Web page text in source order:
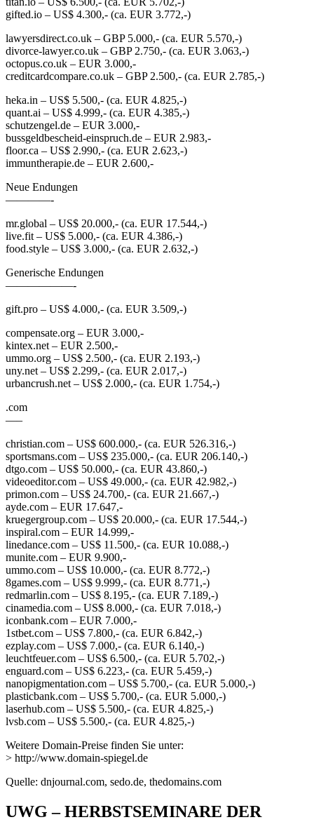
gifted.io – US$ 4.300,- (ca. EUR 3.772,-)
lawyersdirect.co.uk – GBP 5.000,- (ca. EUR 5.570,-)
divorce-lawyer.co.uk – GBP 2.750,- (ca. EUR 3.063,-)
octopus.co.uk – EUR 3.000,-
creditcardcompare.co.uk – GBP 2.500,- (ca. EUR 2.785,-)
heka.in – US$ 5.500,- (ca. EUR 4.825,-)
quant.ai – US$ 4.999,- (ca. EUR 4.385,-)
schutzengel.de – EUR 3.000,-
bussgeldbescheid-einspruch.de – EUR 2.983,-
floor.ca – US$ 2.990,- (ca. EUR 2.623,-)
immuntherapie.de – EUR 2.600,-
Neue Endungen
————-
mr.global – US$ 20.000,- (ca. EUR 17.544,-)
live.fit – US$ 5.000,- (ca. EUR 4.386,-)
food.style – US$ 3.000,- (ca. EUR 2.632,-)
Generische Endungen
——————-
gift.pro – US$ 4.000,- (ca. EUR 3.509,-)
compensate.org – EUR 3.000,-
kintex.net – EUR 2.500,-
ummo.org – US$ 2.500,- (ca. EUR 2.193,-)
uny.net – US$ 2.299,- (ca. EUR 2.017,-)
urbancrush.net – US$ 2.000,- (ca. EUR 1.754,-)
.com
—–
christian.com – US$ 600.000,- (ca. EUR 526.316,-)
sportsmans.com – US$ 235.000,- (ca. EUR 206.140,-)
dtgo.com – US$ 50.000,- (ca. EUR 43.860,-)
videoeditor.com – US$ 49.000,- (ca. EUR 42.982,-)
primon.com – US$ 24.700,- (ca. EUR 21.667,-)
ayde.com – EUR 17.647,-
kruegergroup.com – US$ 20.000,- (ca. EUR 17.544,-)
inspiral.com – EUR 14.999,-
linedance.com – US$ 11.500,- (ca. EUR 10.088,-)
munite.com – EUR 9.900,-
ummo.com – US$ 10.000,- (ca. EUR 8.772,-)
8games.com – US$ 9.999,- (ca. EUR 8.771,-)
redmarlin.com – US$ 8.195,- (ca. EUR 7.189,-)
cinamedia.com – US$ 8.000,- (ca. EUR 7.018,-)
iconbank.com – EUR 7.000,-
1stbet.com – US$ 7.800,- (ca. EUR 6.842,-)
ezplay.com – US$ 7.000,- (ca. EUR 6.140,-)
leuchtfeuer.com – US$ 6.500,- (ca. EUR 5.702,-)
enguard.com – US$ 6.223,- (ca. EUR 5.459,-)
nanopigmentation.com – US$ 5.700,- (ca. EUR 5.000,-)
plasticbank.com – US$ 5.700,- (ca. EUR 5.000,-)
laserhub.com – US$ 5.500,- (ca. EUR 4.825,-)
lvsb.com – US$ 5.500,- (ca. EUR 4.825,-)
Weitere Domain-Preise finden Sie unter:
> http://www.domain-spiegel.de
Quelle: dnjournal.com, sedo.de, thedomains.com
UWG – HERBSTSEMINARE DER